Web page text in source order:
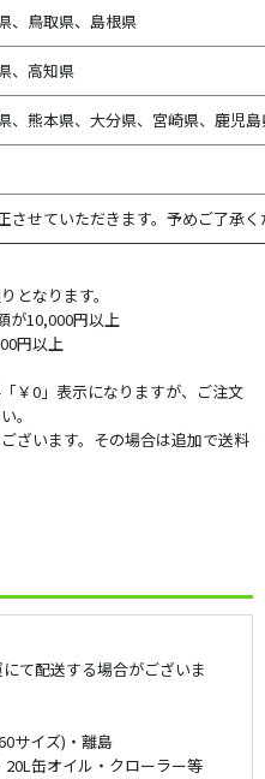
、鳥取県、島根県
、高知県
、熊本県、大分県、宮崎県、鹿児
させていただきます。予めご了承く
となります。
が10,000円以上
円以上
￥0」表示になりますが、ご注文
。
ざいます。その場合は追加で送料
て配送する場合がございま
サイズ)・離島
缶オイル・クローラー等